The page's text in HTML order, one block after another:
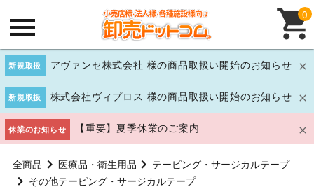
新規取扱 アヴァンセ株式会社 様の商品取扱い開始のお知らせ
新規取扱 株式会社ヴィプロス 様の商品取扱い開始のお知らせ
休業のお知らせ 【重要】夏季休業のご案内
0
全商品 医療品・衛生用品
テーピング・サージカルテープ
その他テーピング・サージカルテープ